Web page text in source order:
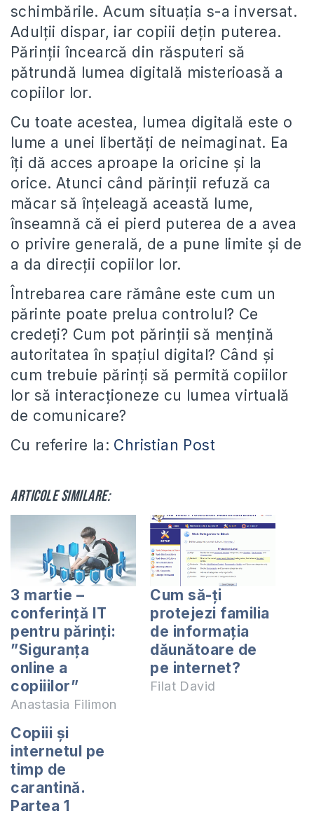
schimbările. Acum situația s-a inversat.
Adulții dispar, iar copiii dețin puterea.
Părinții încearcă din răsputeri să
pătrundă lumea digitală misterioasă a
copiilor lor.
Cu toate acestea, lumea digitală este o
lume a unei libertăți de neimaginat. Ea
îți dă acces aproape la oricine și la
orice. Atunci când părinții refuză ca
măcar să înțeleagă această lume,
înseamnă că ei pierd puterea de a avea
o privire generală, de a pune limite și de
a da direcții copiilor lor.
Întrebarea care rămâne este cum un
părinte poate prelua controlul? Ce
credeți? Cum pot părinții să mențină
autoritatea în spațiul digital? Când și
cum trebuie părinți să permită copiilor
lor să interacționeze cu lumea virtuală
de comunicare?
Cu referire la: Christian Post
Articole similare:
3 martie –
conferință IT
pentru părinți:
”Siguranța
online a
copiiilor”
Anastasia Filimon
Cum să-ți
protejezi familia
de informația
dăunătoare de
pe internet?
Filat David
Copiii și
internetul pe
timp de
carantină.
Partea 1